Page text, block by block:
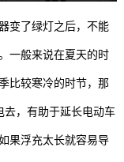
变了绿灯之后，不能
一般来说在夏天的时
比较寒冷的时节，那
去，有助于延长电动车
果浮充太长就容易导